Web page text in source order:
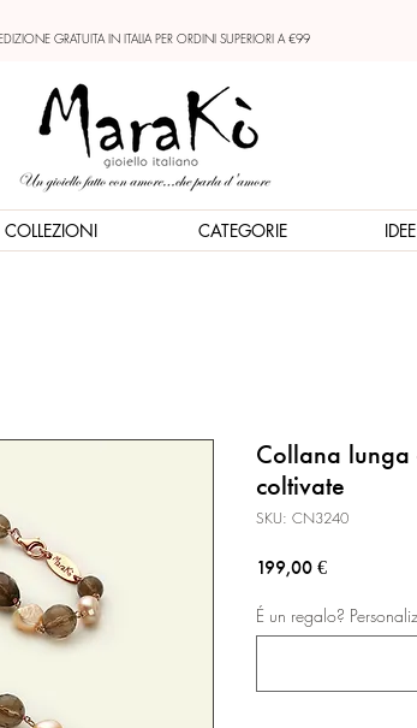
GRATUITA IN ITALIA PER ORDINI SUPERIORI A €99
COLLEZIONI CATEGORIE
Collana lunga
coltivate
SKU: CN3240
199,00 €Prezzo
É un regalo?